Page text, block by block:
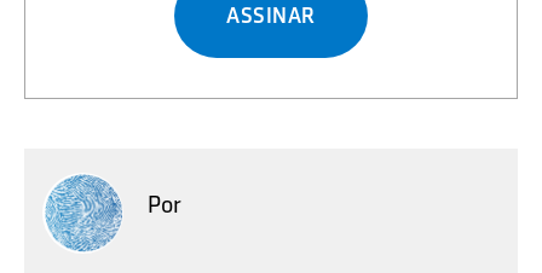
ASSINAR
Por